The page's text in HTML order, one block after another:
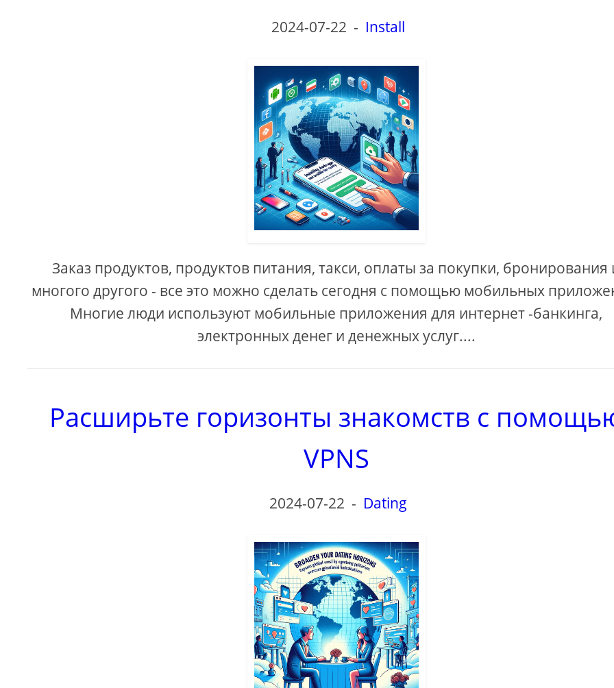
2024-07-22 - Install
Заказ продуктов, продуктов питания, такси, оплаты за покупки, бронирования
многого другого - все это можно сделать сегодня с помощью мобильных
Многие люди используют мобильные приложения для интернет -банкинга,
электронных денег и денежных услуг....
Расширьте горизонты знакомств с
VPNS
2024-07-22 - Dating